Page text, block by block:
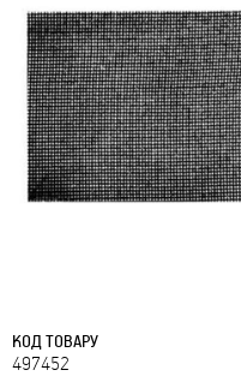
КОД ТОВАРУ
497452